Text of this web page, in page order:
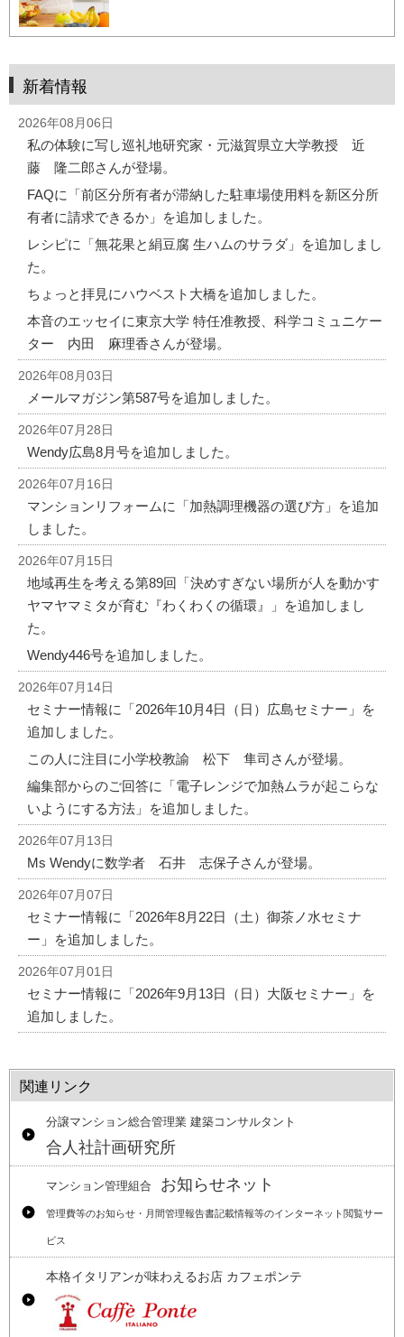
新着情報
2026年08月06日
私の体験に写し巡礼地研究家・元滋賀県立大学教授 近
藤 隆二郎さんが登場。
FAQに「前区分所有者が滞納した駐車場使用料を新区分所
有者に請求できるか」を追加しました。
レシピに「無花果と絹豆腐 生ハムのサラダ」を追加しまし
た。
ちょっと拝見にハウベスト大橋を追加しました。
本音のエッセイに東京大学 特任准教授、科学コミュニケー
ター 内田 麻理香さんが登場。
2026年08月03日
メールマガジン第587号を追加しました。
2026年07月28日
Wendy広島8月号を追加しました。
2026年07月16日
マンションリフォームに「加熱調理機器の選び方」を追加
しました。
2026年07月15日
地域再生を考える第89回「決めすぎない場所が人を動かす
ヤマヤマミタが育む『わくわくの循環』」を追加しまし
た。
Wendy446号を追加しました。
2026年07月14日
セミナー情報に「2026年10月4日（日）広島セミナー」を
追加しました。
この人に注目に小学校教諭 松下 隼司さんが登場。
編集部からのご回答に「電子レンジで加熱ムラが起こらな
いようにする方法」を追加しました。
2026年07月13日
Ms Wendyに数学者 石井 志保子さんが登場。
2026年07月07日
セミナー情報に「2026年8月22日（土）御茶ノ水セミナ
ー」を追加しました。
2026年07月01日
セミナー情報に「2026年9月13日（日）大阪セミナー」を
追加しました。
関連リンク
分譲マンション総合管理業 建築コンサルタント
合人社計画研究所
マンション管理組合 お知らせネット
管理費等のお知らせ・月間管理報告書記載情報等のインターネット閲覧サー
ビス
本格イタリアンが味わえるお店 カフェポンテ